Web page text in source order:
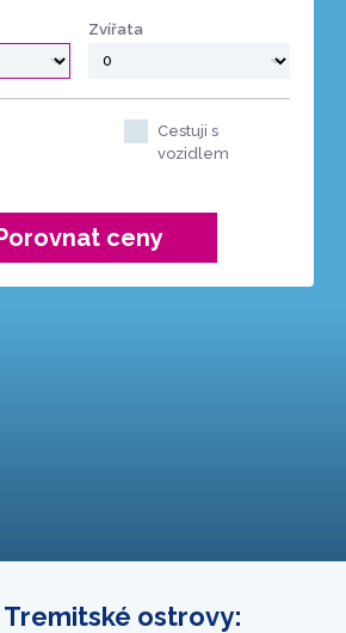
Zvířata
Cestuji s
vozidlem
ceny
ostrovy: